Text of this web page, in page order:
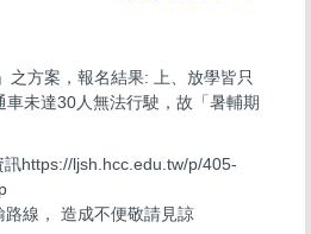
之方案，報名結果: 上、放學皆只
未達30人無法行駛，故「暑輔期
https://ljsh.hcc.edu.tw/p/405-
線， 造成不便敬請見諒